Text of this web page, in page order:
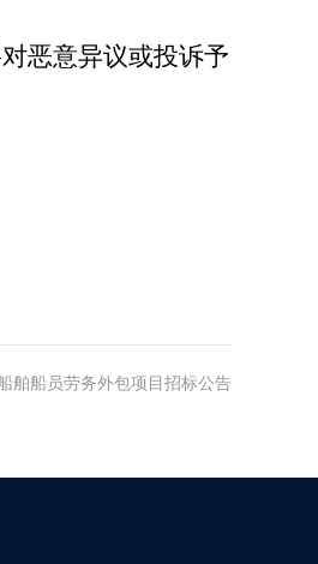
恶意异议或投诉予
舶船员劳务外包项目招标公告